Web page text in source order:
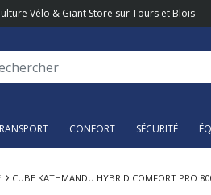
Vélo & Giant Store sur Tours et Blois
CONFORT SÉCURITÉ
CUBE KATHMANDU HYBRID COMFORT PRO